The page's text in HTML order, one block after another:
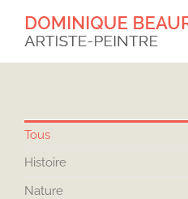
Tous
Histoire
Nature